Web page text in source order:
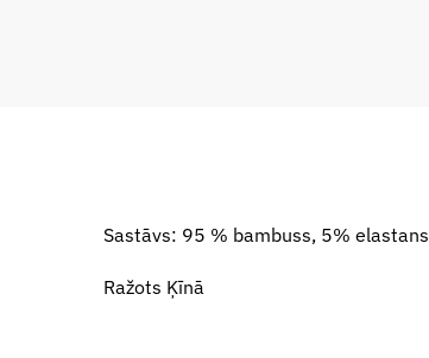
Sastāvs: 95 % bambuss, 5% elastans
Ražots Ķīnā